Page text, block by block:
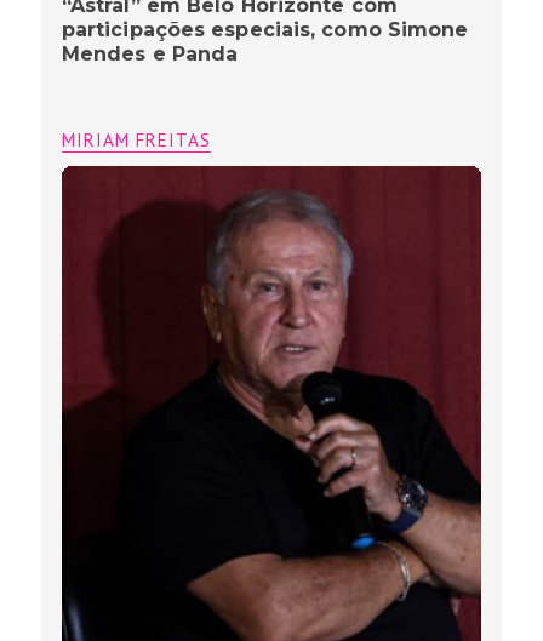
Zico, o Samurai de Quintino” ganha
pré-estreia no Rio de Janeiro, reúne
famosos e transforma o cinema em